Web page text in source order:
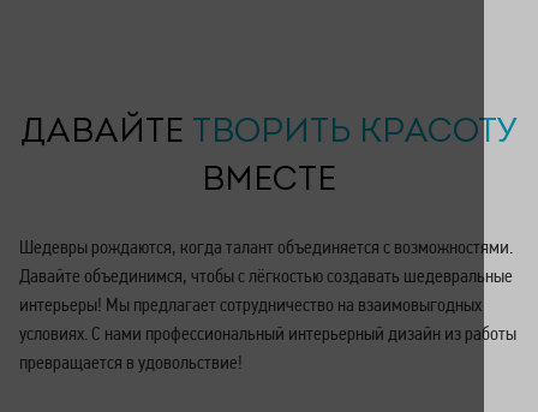
ДАВАЙТЕ ТВОРИТЬ КРАСОТУ
ВМЕСТЕ
Шедевры рождаются, когда талант объединяется с возможностями.
Давайте объединимся, чтобы с лёгкостью создавать шедевральные
интерьеры! Мы предлагает сотрудничество на взаимовыгодных
условиях. С нами профессиональный интерьерный дизайн из работы
превращается в удовольствие!